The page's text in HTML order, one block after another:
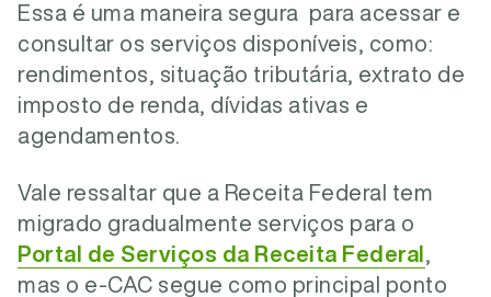
Essa é uma maneira segura para acessar e
consultar os serviços disponíveis, como:
rendimentos, situação tributária, extrato de
imposto de renda, dívidas ativas e
agendamentos.
Vale ressaltar que a Receita Federal tem
migrado gradualmente serviços para o
Portal de Serviços da Receita Federal
mas o e-CAC segue como principal ponto